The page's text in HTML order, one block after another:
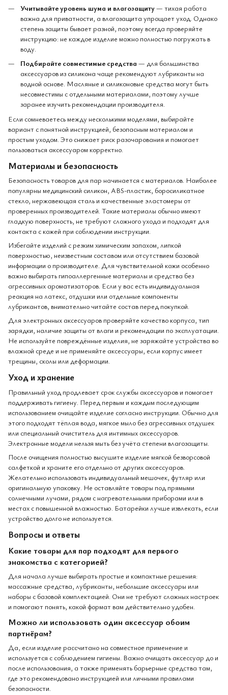
Учитывайте уровень шума и влагозащиту— тихая работа
важна для приватности, а влагозащита упрощает уход. Однако
степень защиты бывает разной, поэтому всегда проверяйте
инструкцию: не каждое изделие можно полностью погружать в
воду.
Подбирайте совместимые средства — для большинства
аксессуаров из силикона чаще рекомендуют лубриканты на
водной основе. Масляные и силиконовые средства могут быть
несовместимы с отдельными материалами, поэтому лучше
заранее изучить рекомендации производителя.
Если сомневаетесь между несколькими моделями, выбирайте
вариант с понятной инструкцией, безопасным материалом и
простым уходом. Это снижает риск разочарования и помогает
пользоваться аксессуаром корректно.
Материалы и безопасность
Безопасность товаров для пар начинается с материалов. Наиболее
популярны медицинский силикон, ABS-пластик, боросиликатное
стекло, нержавеющая сталь и качественные эластомеры от
проверенных производителей. Такие материалы обычно имеют
гладкую поверхность, не требуют сложного ухода и подходят для
контакта с кожей при соблюдении инструкции.
Избегайте изделий с резким химическим запахом, липкой
поверхностью, неизвестным составом или отсутствием базовой
информации о производителе. Для чувствительной кожи особенно
важно выбирать гипоаллергенные материалы и средства без
агрессивных ароматизаторов. Если у вас есть индивидуальная
реакция на латекс, отдушки или отдельные компоненты
лубрикантов, внимательно читайте состав перед покупкой.
Для электронных аксессуаров проверяйте качество корпуса, тип
зарядки, наличие защиты от влаги и рекомендации по эксплуатации.
Не используйте повреждённые изделия, не заряжайте устройства во
влажной среде и не применяйте аксессуары, если корпус имеет
трещины, сколы или деформации.
Уход и хранение
Правильный уход продлевает срок службы аксессуаров и помогает
поддерживать гигиену. Перед первым и каждым последующим
использованием очищайте изделие согласно инструкции. Обычно для
этого подходят тёплая вода, мягкое мыло без агрессивных отдушек
или специальный очиститель для интимных аксессуаров.
Электронные модели нельзя мыть без учёта степени влагозащиты.
После очищения полностью высушите изделие мягкой безворсовой
салфеткой и храните его отдельно от других аксессуаров.
Желательно использовать индивидуальный мешочек, футляр или
оригинальную упаковку. Не оставляйте товары под прямыми
солнечными лучами, рядом с нагревательными приборами или в
местах с повышенной влажностью. Батарейки лучше извлекать, если
устройство долго не используется.
Вопросы и ответы
Какие товары для пар подходят для первого
знакомства с категорией?
Для начала лучше выбирать простые и компактные решения:
массажные средства, лубриканты, небольшие аксессуары или
наборы с базовой комплектацией. Они не требуют сложных настроек
и помогают понять, какой формат вам действительно удобен.
Можно ли использовать один аксессуар обоим
партнёрам?
Да, если изделие рассчитано на совместное применение и
используется с соблюдением гигиены. Важно очищать аксессуар до и
после использования, а также применять барьерные средства там,
где это рекомендовано инструкцией или личными правилами
безопасности.